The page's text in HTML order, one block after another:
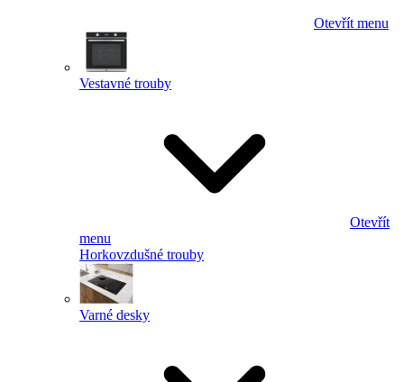
Otevřít menu
Vestavné trouby
Otevřít
menu
Horkovzdušné trouby
Varné desky